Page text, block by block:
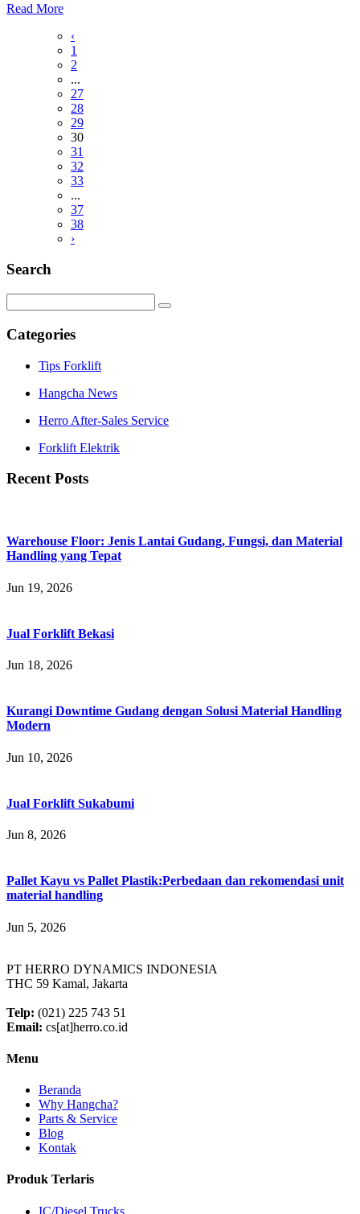
Read More
‹
1
2
...
27
28
29
30
31
32
33
...
37
38
›
Search
Categories
Tips Forklift
Hangcha News
Herro After-Sales Service
Forklift Elektrik
Recent Posts
Warehouse Floor: Jenis Lantai Gudang, Fungsi, dan Material
Handling yang Tepat
Jun 19, 2026
Jual Forklift Bekasi
Jun 18, 2026
Kurangi Downtime Gudang dengan Solusi Material Handling
Modern
Jun 10, 2026
Jual Forklift Sukabumi
Jun 8, 2026
Pallet Kayu vs Pallet Plastik:Perbedaan dan rekomendasi unit
material handling
Jun 5, 2026
PT HERRO DYNAMICS INDONESIA
THC 59 Kamal, Jakarta
Telp: (021) 225 743 51
Email: cs[at]herro.co.id
Menu
Beranda
Why Hangcha?
Parts & Service
Blog
Kontak
Produk Terlaris
IC/Diesel Trucks